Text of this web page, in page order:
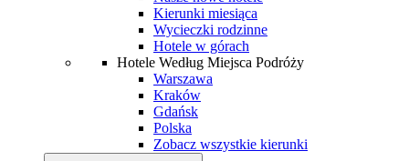
Kierunki miesiąca
Wycieczki rodzinne
Hotele w górach
Hotele Według Miejsca Podróży
Warszawa
Kraków
Gdańsk
Polska
Zobacz wszystkie kierunki